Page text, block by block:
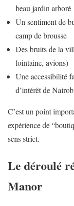
beau jardin arboré
Un sentiment de
camp de brousse
Des bruits de la
lointaine, avions)
Une accessibilité
d’intérêt de
C’est un point
expérience de
sens strict.
Le déroulé
Manor